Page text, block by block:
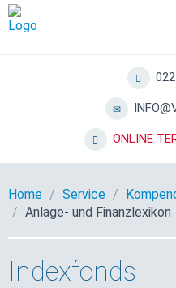
ONLINE
Home Service
Anlage- und Finanzlexikon
Indexfonds